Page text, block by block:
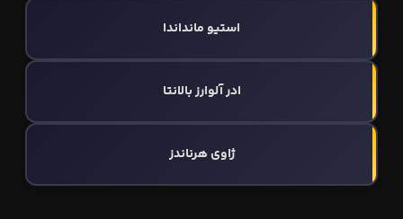
استیو مانداندا
ادر آلوارز بالانتا
ژاوی هرناندز